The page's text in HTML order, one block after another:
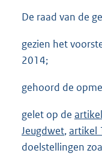
De raad van de
gezien het
2014;
gehoord de
gelet op de
Jeugdwet,artikel
doelstellingen